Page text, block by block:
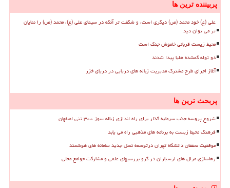
پربیننده ترین ها
علی (ع) خود محمد (ص) دیگری است، و شگفت تر آنکه در سیمای علی (ع)، محمد (ص) را نمایان
تر می توان دید
محیط زیست قربانی خاموش جنگ است
دو توله گمشده هلیا پیدا شدند
آغاز اجرای طرح مشترک مدیریت زباله های دریایی در دریای خزر
پربحث ترین ها
شروع پروسه جذب سرمایه گذار برای راه اندازی زباله سوز ۳۰۰ تنی اصفهان
فرهنگ محیط زیست به برنامه های مذهبی راه می یابد
موفقیت محققان دانشگاه تهران درتوسعه نسل جدید سامانه های هوشمند
رهاسازی مرال های ارسباران در گرو بررسیهای علمی و مشارکت جوامع محلی